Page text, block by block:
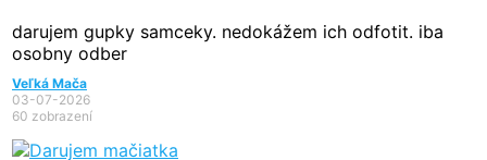
darujem gupky samceky. nedokážem ich odfotit. iba
osobny odber
Veľká Mača
03-07-2026
60 zobrazení